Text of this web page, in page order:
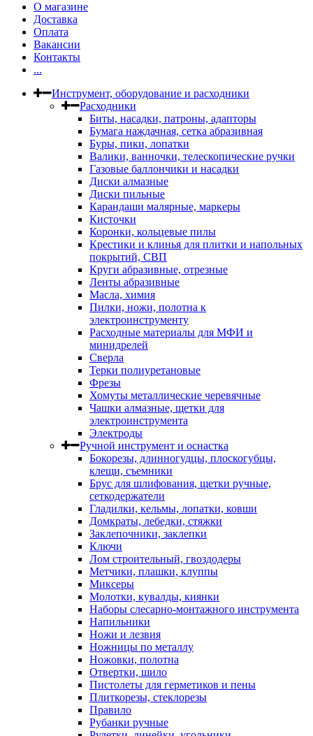
О магазине
Доставка
Оплата
Вакансии
Контакты
...
Инструмент, оборудование и расходники
Расходники
Биты, насадки, патроны, адапторы
Бумага наждачная, сетка абразивная
Буры, пики, лопатки
Валики, ванночки, телескопические ручки
Газовые баллончики и насадки
Диски алмазные
Диски пильные
Карандаши малярные, маркеры
Кисточки
Коронки, кольцевые пилы
Крестики и клинья для плитки и напольных
покрытий, СВП
Круги абразивные, отрезные
Ленты абразивные
Масла, химия
Пилки, ножи, полотна к
электроинструменту
Расходные материалы для МФИ и
минидрелей
Сверла
Терки полиуретановые
Фрезы
Хомуты металлические черевячные
Чашки алмазные, щетки для
электроинструмента
Электроды
Ручной инструмент и оснастка
Бокорезы, длинногудцы, плоскогубцы,
клещи, съемники
Брус для шлифования, щетки ручные,
сеткодержатели
Гладилки, кельмы, лопатки, ковши
Домкраты, лебедки, стяжки
Заклепочники, заклепки
Ключи
Лом строительный, гвоздодеры
Метчики, плашки, клуппы
Миксеры
Молотки, кувалды, киянки
Наборы слесарно-монтажного инструмента
Напильники
Ножи и лезвия
Ножницы по металлу
Ножовки, полотна
Отвертки, шило
Пистолеты для герметиков и пены
Плиткорезы, стеклорезы
Правило
Рубанки ручные